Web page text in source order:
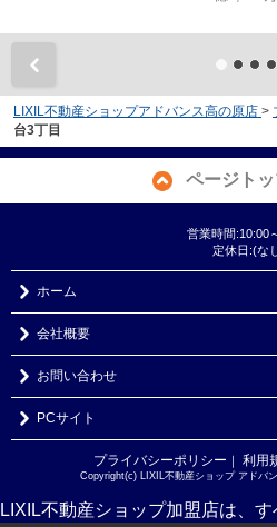
LIXIL不動産ショップアドバンス高の原店 >
台3丁目
ページト
営業時間:10:00
定休日:(な
ホーム
会社概要
お問い合わせ
PCサイト
プライバシーポリシー ｜ 利用
Copyright(c) LIXIL不動産ショップ アドバ
LIXIL不動産ショップ加盟店は、す